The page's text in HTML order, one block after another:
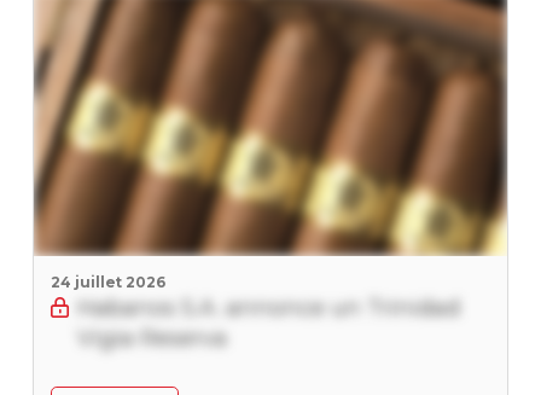
24 juillet 2026
Habanos S.A. annonce un Trinidad
Vigia Reserva